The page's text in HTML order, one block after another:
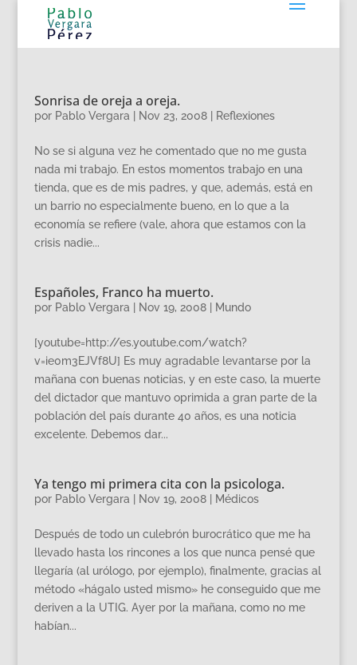
Sonrisa de oreja a oreja.
por Pablo Vergara Nov 23, 2008| Reflexiones
No se si alguna vez he comentado que no me gusta
nada mi trabajo. En estos momentos trabajo en una
tienda, que es de mis padres, y que, además, está en
un barrio no especialmente bueno, en lo que a la
economía se refiere (vale, ahora que estamos con la
crisis nadie...
Españoles, Franco ha muerto.
por Pablo Vergara Nov 19, 2008| Mundo
[youtube=http://es.youtube.com/watch?
v=ie0m3EJVf8U] Es muy agradable levantarse por la
mañana con buenas noticias, y en este caso, la muerte
del dictador que mantuvo oprimida a gran parte de la
población del país durante 40 años, es una noticia
excelente. Debemos dar...
Ya tengo mi primera cita con la psicologa.
por Pablo Vergara Nov 19, 2008| Médicos
Después de todo un culebrón burocrático que me ha
llevado hasta los rincones a los que nunca pensé que
llegaría (al urólogo, por ejemplo), finalmente, gracias al
método «hágalo usted mismo» he conseguido que me
deriven a la UTIG. Ayer por la mañana, como no me
habían...